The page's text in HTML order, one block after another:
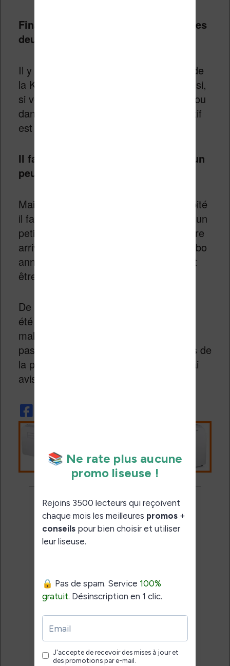
Finalement comment choisir entre ces
deux liseuses ?
Il y a un argument de poids en faveur de
la Kobo Glo : son éclairage intégré. Ainsi,
si vous souhaitez lire beaucoup la nuit ou
dans des endroits sombres, ce dispositif
est à mon avis indispensable.
Il faut quand même mieux attendre un
peu !
Mais avant d’envisager un achat précipité
il faut peut être mieux attendre encore un
petit peu. En effet, le mois de septembre
arrive vite et il est fort probable que Kobo
annonce de nouveaux produits (et peut
être une nouvelle liseuse).
De même côté Sony, la
été annoncée. Il semble
malheureusement qu’elle ne contienne
pas d’éclairage intégré. Mais attendons de
la prendre en main pour se faire un vrai
avis sur la question.
Ne rate plus aucune
promo liseuse !
meilleures promos + conseils
pour bien choisir et utiliser leur
liseuse.
Pas de spam.
Service 100% gratuit.
Désinscription en 1 clic.